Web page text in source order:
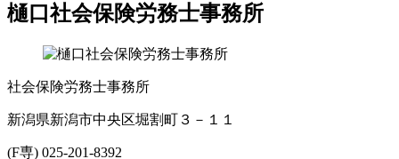
樋口社会保険労務士事務所
社会保険労務士事務所
新潟県新潟市中央区堀割町３－１１
(F専) 025-201-8392